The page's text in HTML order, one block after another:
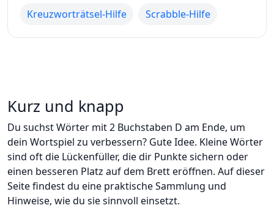
Kreuzworträtsel-Hilfe
Scrabble-Hilfe
Kurz und knapp
Du suchst Wörter mit 2 Buchstaben D am Ende, um
dein Wortspiel zu verbessern? Gute Idee. Kleine Wörter
sind oft die Lückenfüller, die dir Punkte sichern oder
einen besseren Platz auf dem Brett eröffnen. Auf dieser
Seite findest du eine praktische Sammlung und
Hinweise, wie du sie sinnvoll einsetzt.